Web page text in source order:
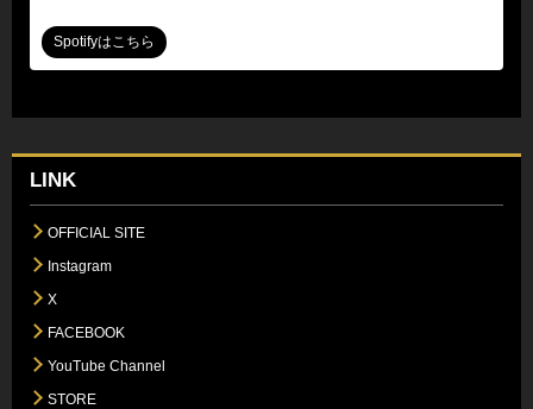
Spotifyはこちら
LINK
OFFICIAL SITE
Instagram
X
FACEBOOK
YouTube Channel
STORE